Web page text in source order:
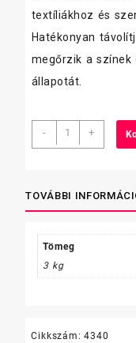
textíliákhoz és
Hatékonyan
megőrzik a színek
állapotát.
-
Riwen
toalett
(CC)
mennyiség
+
TOVÁBBI
Tömeg
3 kg
Cikkszám:4340